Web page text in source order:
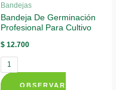
Bandejas
Bandeja De Germinación
Profesional Para Cultivo
$12.700
1
OBSERVAR